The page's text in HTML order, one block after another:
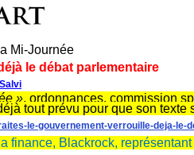
Mi-Journée
le débat parlementaire
», ordonnances, commission
tout prévu pour que son
le-gouvernement-verrouille-deja-le-
finance, Blackrock,